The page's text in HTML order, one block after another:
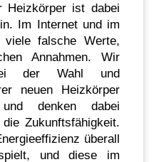
Heizkörper ist dabei
Im Internet und im
viele falsche Werte,
Annahmen. Wir
der Wahl und
neuen Heizkörper
denken dabei
Zukunftsfähigkeit.
überall
und diese im